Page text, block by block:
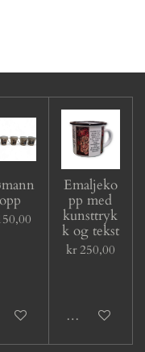
til handlevogn
Emaljeko
pp med
kunsttryk
k og tekst
kr 250,00
Legg til